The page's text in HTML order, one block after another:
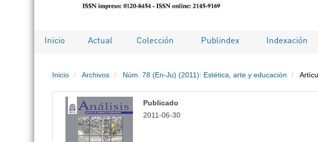
Inicio Actual Colección Publindex Indexación
Inicio Archivos Núm. 78 (En-Ju) (2011): Estética, arte y educación
Publicado
2011-06-30